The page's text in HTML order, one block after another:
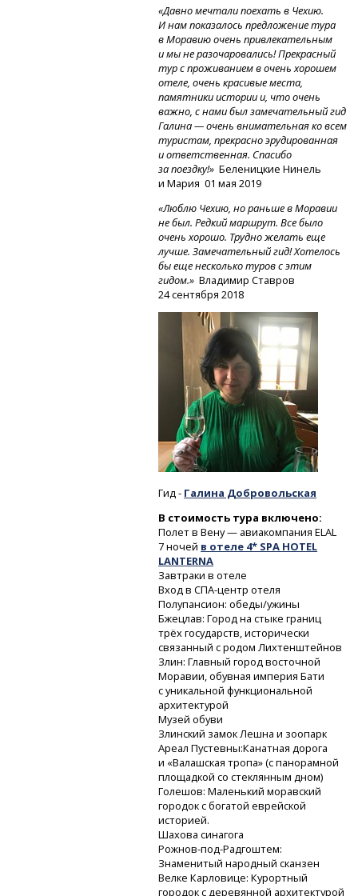
«Давно мечтали поехать в Чехию.
И нам показалось предложение тура
в Моравию очень привлекательным
и мы не разочаровались! Прекрасный
тур с проживанием в очень хорошем
отеле, очень красивые места,
памятники истории и, что очень
важно, с нами был замечательный гид
Галина — очень внимательная ко всем
туристам, прекрасно эрудированная
и ответственная. Спасибо
за поездку!» Беленицкие Нинель
и Мария 01 мая 2019
«Люблю Чехию, но раньше в Моравии
не был. Редкий маршрут. Все было
очень хорошо. Трудно желать еще
лучше. Замечательный гид! Хотелось
бы еще несколько туров с этим
гидом.» Владимир Ставров
24 сентября 2018
Гид - Галина Добровольская
В стоимость тура включено:
Полет в Вену — авиакомпания ELAL
7 ночей в отеле 4* SPA HOTEL
LANTERNA
Завтраки в отеле
Входв СПА-центр отеля
Полупансион: обеды/ужины
Бжецлав: Город на стыке границ
трёх государств, исторически
связанный с родом Лихтенштейнов
Злин: Главный город восточной
Моравии, обувная империя Бати
с уникальной функциональной
архитектурой
Музей обуви
Злинский замок Лешна и зоопарк
Ареал Пустевны:Канатная дорога
и «Валашская тропа» (с панорамной
площадкой со стеклянным дном)
Голешов: Маленький моравский
городок с богатой еврейской
историей.
Шахова синагога
Рожнов-под-Радгоштем:
Знаменитый народный сканзен
Велке Карловице: Курортный
городок с деревянной архитектурой